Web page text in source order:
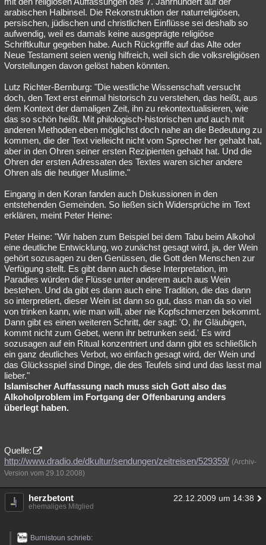
arabischen Halbinsel. Die Rekonstruktion der naturreligiösen,
persischen, jüdischen und christlichen Einflüsse sei deshalb so
aufwendig, weil es damals keine ausgeprägte religiöse
Schriftkultur gegeben habe. Auch Rückgriffe auf das Alte oder
Neue Testament seien wenig hilfreich, weil sich die volksreligiösen
Vorstellungen davon gelöst haben könnten.
Lutz Richter-Bernburg: "Die westliche Wissenschaft versucht
doch, den Text erst einmal historisch zu verstehen, das heißt, aus
dem Kontext der damaligen Zeit, ihn zu rekontextualisieren, wie
das so schön heißt. Mit philologisch-historischen und auch mit
anderen Methoden eben möglichst doch nahe an die Bedeutung zu
kommen, die der Text vielleicht nicht vom Sprecher her gehabt hat,
aber in den Ohren seiner ersten Rezipienten gehabt hat. Und die
Ohren der ersten Adressaten des Textes waren sicher andere
Ohren als die heutiger Muslime."
Eingang in den Koran fanden auch Diskussionen in den
entstehenden Gemeinden. So ließen sich Widersprüche im Text
erklären, meint Peter Heine:
Peter Heine: "Wir haben zum Beispiel bei dem Tabu beim Alkohol
eine deutliche Entwicklung, wo zunächst gesagt wird, ja, der Wein
gehört sozusagen zu den Genüssen, die Gott den Menschen zur
Verfügung stellt. Es gibt dann auch diese Interpretation, im
Paradies würden die Flüsse unter anderem auch aus Wein
bestehen. Und da gibt es dann auch eine Tradition, die das dann
so interpretiert, dieser Wein ist dann so gut, dass man da so viel
von trinken kann, wie man will, aber nie Kopfschmerzen bekommt.
Dann gibt es einen weiteren Schritt, der sagt: 'O, ihr Gläubigen,
kommt nicht zum Gebet, wenn ihr betrunken seid.' Es wird
sozusagen auf ein Ritual konzentriert und dann gibt es schließlich
ein ganz deutliches Verbot, wo einfach gesagt wird, der Wein und
das Glücksspiel sind Dinge, die des Teufels sind und das lasst mal
lieber."
Islamischer Auffassung nach muss sich Gott also das
Alkoholproblem im Fortgang der Offenbarung anders
überlegt haben.
Quelle:
http://www.dradio.de/dkultur/sendungen/zeitreisen/529359/ (Archiv-
Version vom 29.10.2008)
herzbetont 22.12.2009 um 14:38
ehemaliges Mitglied
Burnistoun schrieb: